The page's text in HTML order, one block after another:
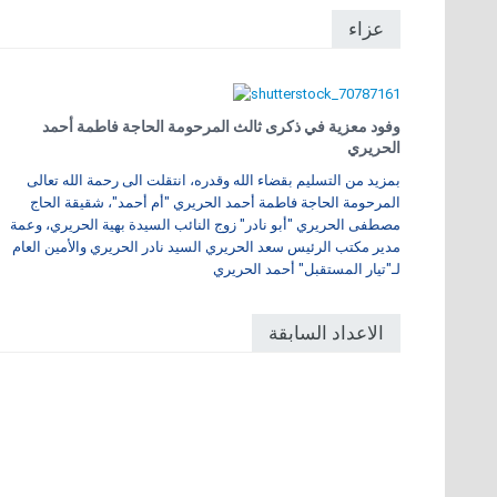
عزاء
وفود معزية في ذكرى ثالث المرحومة الحاجة فاطمة أحمد
الحريري
بمزيد من التسليم بقضاء الله وقدره، انتقلت الى رحمة الله تعالى
المرحومة الحاجة فاطمة أحمد الحريري "أم أحمد"، شقيقة الحاج
مصطفى الحريري "أبو نادر" زوج النائب السيدة بهية الحريري، وعمة
مدير مكتب الرئيس سعد الحريري السيد نادر الحريري والأمين العام
لـ"تيار المستقبل" أحمد الحريري
الاعداد السابقة